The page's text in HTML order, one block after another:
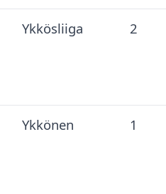
Ykkösliiga 2
Ykkönen 1